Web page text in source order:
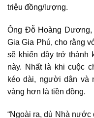
triệu đồng/lượng.
Ông Đỗ Hoàng
Gia Gia Phú, cho rằng
sẽ khiến đây trở thành
này. Nhất là khi cuộc
kéo dài, người dân và
vàng hơn là tiền đồng.
“Ngoài ra, dù Nhà